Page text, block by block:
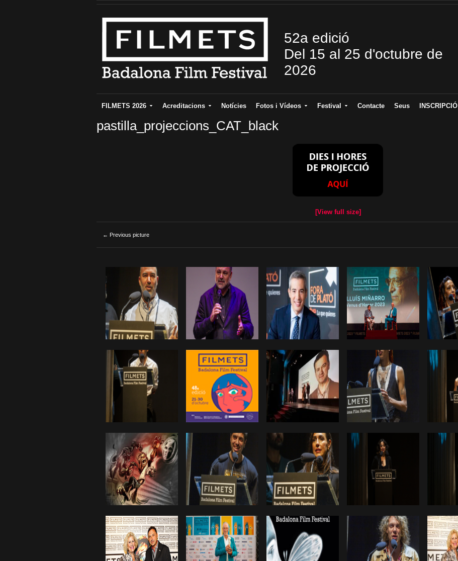
52a edició
Del 15 al 25 d'octubre de
2026
FILMETS 2026 Acreditacions Notícies Fotos i Vídeos Festival Contacte Seus INSCRIPCIÓ
pastilla_projeccions_CAT_black
[View full size]
← Previous picture